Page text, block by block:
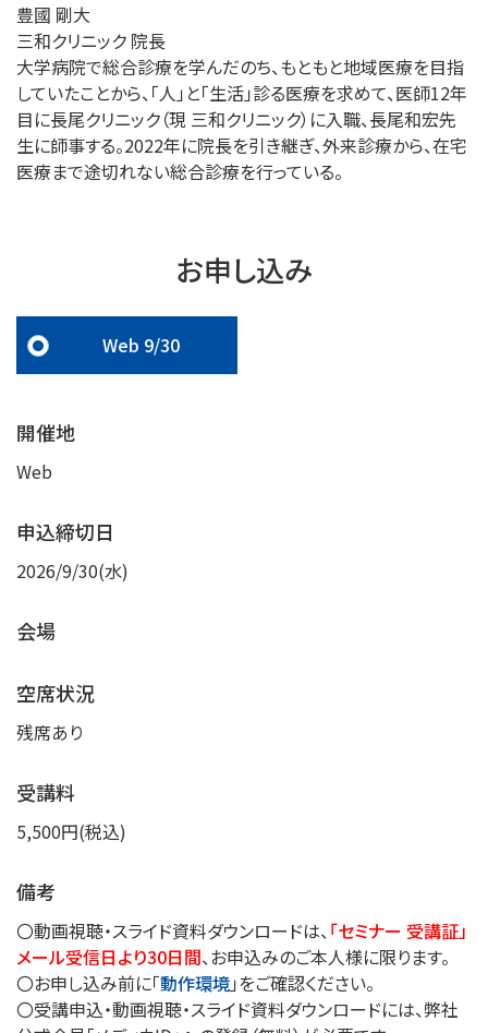
豊國 剛大
三和クリニック 院長
大学病院で総合診療を学んだのち、もともと地域医療を目指
していたことから、「人」と「生活」診る医療を求めて、医師12年
目に長尾クリニック（現 三和クリニック）に入職、長尾和宏先
生に師事する。2022年に院長を引き継ぎ、外来診療から、在宅
医療まで途切れない総合診療を行っている。
お申し込み
Web 9/30
開催地
Web
申込締切日
2026/9/30(水)
会場
空席状況
残席あり
受講料
5,500円(税込)
備考
〇動画視聴・スライド資料ダウンロードは、「セミナー 受講証」
メール受信日より30日間、お申込みのご本人様に限ります。
〇お申し込み前に「動作環境」をご確認ください。
〇受講申込・動画視聴・スライド資料ダウンロードには、弊社